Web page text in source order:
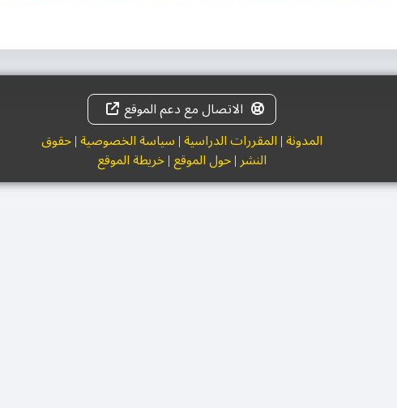
الاتصال مع دعم الموقع
المدونة|المقررات الدراسية|سياسة الخصوصية|حقوق
النشر|حول الموقع|خريطة الموقع